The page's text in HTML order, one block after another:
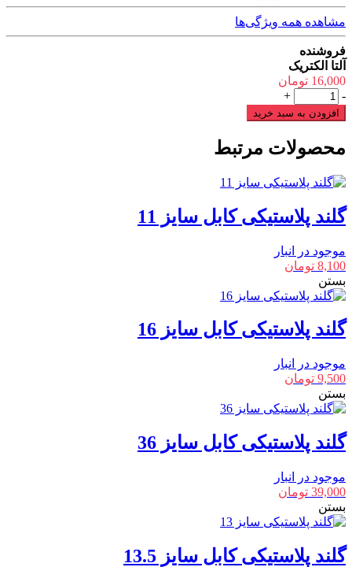
مشاهده همه ویژگی‌ها
فروشنده
آلتا الکتریک
16,000 تومان
گلند
پلاستیکی
کابل
21
-
+
افزودن به سبد خرید
محصولات مرتبط
گلند پلاستیکی کابل سایز 11
موجود در انبار
8,100 تومان
بستن
گلند پلاستیکی کابل سایز 16
موجود در انبار
9,500 تومان
بستن
گلند پلاستیکی کابل سایز 36
موجود در انبار
39,000 تومان
بستن
گلند پلاستیکی کابل سایز 13.5